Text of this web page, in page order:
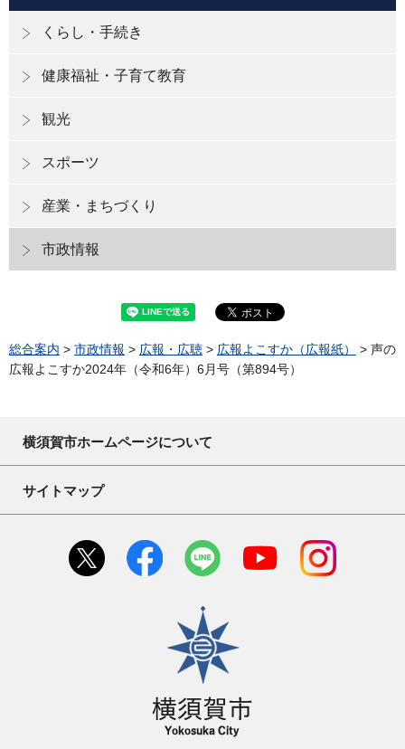
くらし・手続き
健康福祉・子育て教育
観光
スポーツ
産業・まちづくり
市政情報
総合案内 > 市政情報 > 広報・広聴 > 広報よこすか（広報紙）
> 声の
広報よこすか2024年（令和6年）6月号（第894号）
横須賀市ホームページについて
サイトマップ
横須賀市